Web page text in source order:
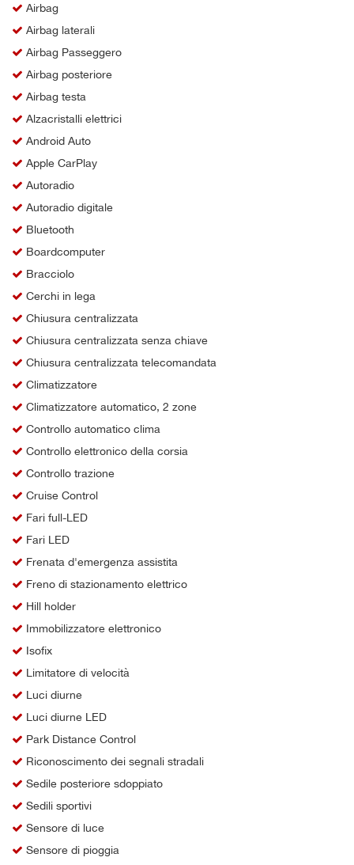
Airbag
Airbag laterali
Airbag Passeggero
Airbag posteriore
Airbag testa
Alzacristalli elettrici
Android Auto
Apple CarPlay
Autoradio
Autoradio digitale
Bluetooth
Boardcomputer
Bracciolo
Cerchi in lega
Chiusura centralizzata
Chiusura centralizzata senza chiave
Chiusura centralizzata telecomandata
Climatizzatore
Climatizzatore automatico, 2 zone
Controllo automatico clima
Controllo elettronico della corsia
Controllo trazione
Cruise Control
Fari full-LED
Fari LED
Frenata d'emergenza assistita
Freno di stazionamento elettrico
Hill holder
Immobilizzatore elettronico
Isofix
Limitatore di velocità
Luci diurne
Luci diurne LED
Park Distance Control
Riconoscimento dei segnali stradali
Sedile posteriore sdoppiato
Sedili sportivi
Sensore di luce
Sensore di pioggia